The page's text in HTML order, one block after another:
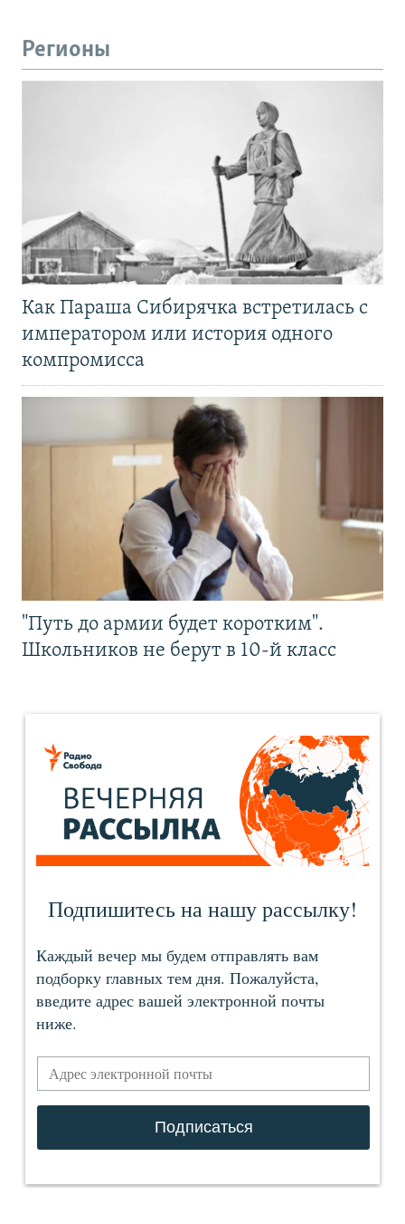
Регионы
Как Параша Сибирячка встретилась с
императором или история одного
компромисса
"Путь до армии будет коротким".
Школьников не берут в 10-й класс